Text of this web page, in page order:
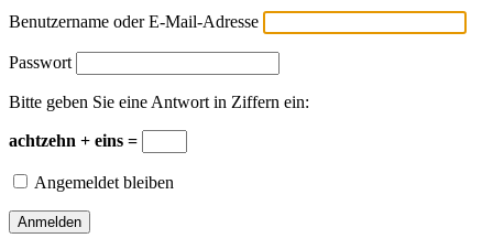
Benutzername oder E-Mail-Adresse
Passwort
Bitte geben Sie eine Antwort in Ziffern ein:
achtzehn + eins =
Angemeldet bleiben